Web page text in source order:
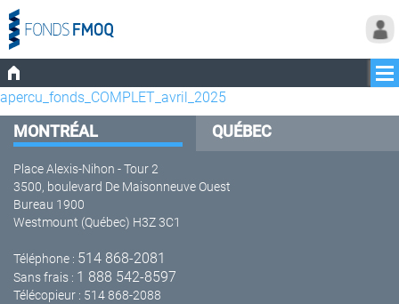
apercu_fonds_COMPLET_avril_2025
MONTRÉAL QUÉBEC
Place Alexis-Nihon - Tour 2
3500, boulevard De Maisonneuve Ouest
Bureau 1900
Westmount (Québec) H3Z 3C1
Téléphone : 514 868-2081
Sans frais : 1 888 542-8597
Télécopieur : 514 868-2088